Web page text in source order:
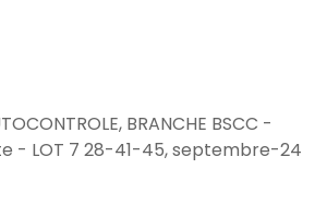
BRANCHE BSCC -
- LOT 7 28-41-45, septembre-24